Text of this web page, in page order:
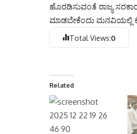
ಹೊರಡಿಸುವಂತೆ ರಾಜ್ಯ
ಮಾಡಬೇಕೆಂದು ಮನವಿಯಲ್ಲಿ
Total Views:0
Related